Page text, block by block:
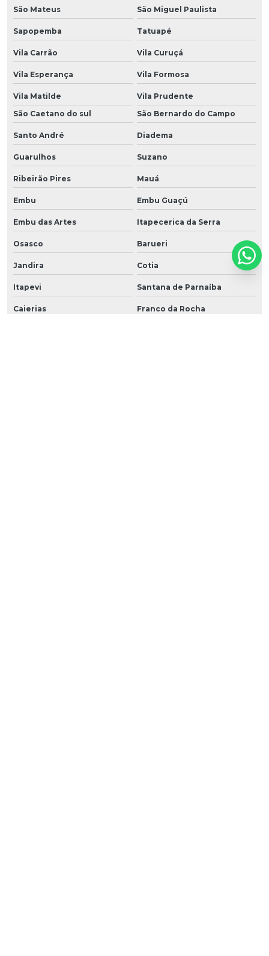
São Mateus São Miguel Paulista
Sapopemba Tatuapé
Vila Carrão Vila Curuçá
Vila Esperança Vila Formosa
Vila Matilde
Vila Prudente
São Caetano do sul
São Bernardo do Campo
Santo André Diadema
Guarulhos Suzano
Ribeirão Pires Mauá
Embu Embu Guaçú
Embu das Artes Itapecerica da Serra
Osasco Barueri
Jandira Cotia
Itapevi Santana de Parnaíba
Caierias Franco da Rocha